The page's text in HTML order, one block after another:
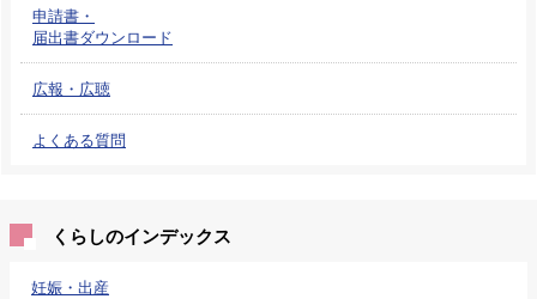
申請書・
届出書ダウンロード
広報・広聴
よくある質問
くらしのインデックス
妊娠・出産